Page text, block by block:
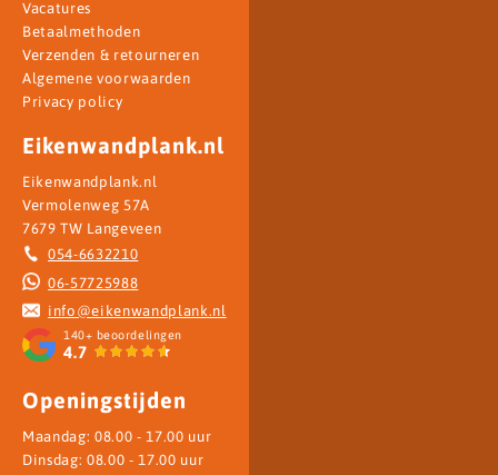
Vacatures
Betaalmethoden
Verzenden & retourneren
Algemene voorwaarden
Privacy policy
Eikenwandplank.nl
Eikenwandplank.nl
Vermolenweg 57A
7679 TW Langeveen
054-6632210
06-57725988
info@eikenwandplank.nl
140+ beoordelingen
4.7
Openingstijden
Maandag: 08.00 - 17.00 uur
Dinsdag: 08.00 - 17.00 uur